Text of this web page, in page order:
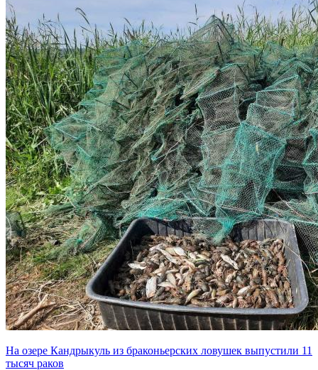
На озере Кандрыкуль из браконьерских ловушек выпустили 11
тысяч раков